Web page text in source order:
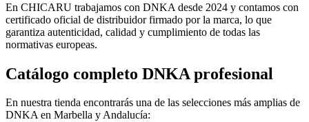
En CHICARU trabajamos con DNKA desde 2024 y contamos con
certificado oficial de distribuidor firmado por la marca, lo que
garantiza autenticidad, calidad y cumplimiento de todas las
normativas europeas.
Catálogo completo DNKA profesional
En nuestra tienda encontrarás una de las selecciones más amplias de
DNKA en Marbella y Andalucía: